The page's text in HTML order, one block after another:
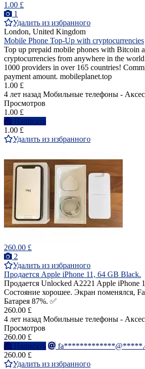
1.00 £
1
Удалить из избранного
London, United Kingdom
Mobile Phone Top-Up with cryptocurrencies
Top up prepaid mobile phones with Bitcoin
cryptocurrencies from anywhere in the
1000 providers in over 165 countries!
payment amount. mobileplanet.top
1.00 £
4 лет назад Мобильные телефоны -
Просмотров
1.00 £
Написать
1.00 £
Удалить из избранного
260.00 £
2
Удалить из избранного
Продается Apple iPhone 11, 64 GB Black.
Продается Unlocked A2221 Apple iPhone
Состояние хорошее. Экран поменялся,
Батарея 87%. ✅
260.00 £
4 лет назад Мобильные телефоны -
Просмотров
260.00 £
Написать
260.00 £
Удалить из избранного